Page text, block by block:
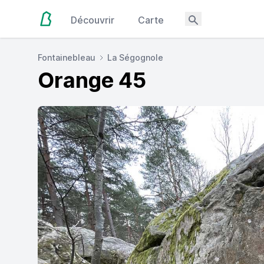
Découvrir Carte
Fontainebleau La Ségognole
Orange 45